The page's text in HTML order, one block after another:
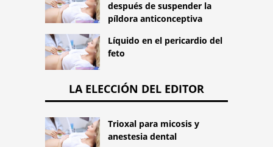
después de suspender la
píldora anticonceptiva
Líquido en el pericardio del
feto
LA ELECCIÓN DEL EDITOR
Trioxal para micosis y
anestesia dental